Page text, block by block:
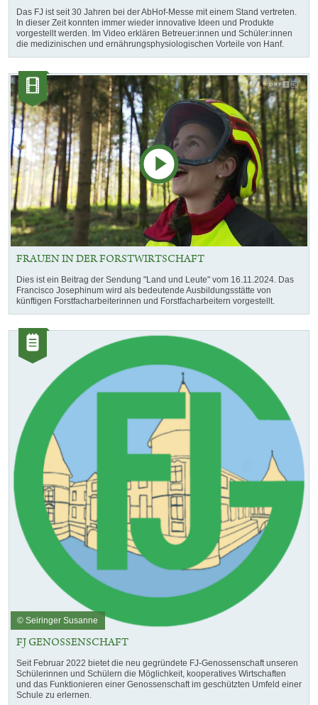
Das FJ ist seit 30 Jahren bei der AbHof-Messe mit einem Stand vertreten.
In dieser Zeit konnten immer wieder innovative Ideen und Produkte
vorgestellt werden. Im Video erklären Betreuer:innen und Schüler:innen
die medizinischen und ernährungsphysiologischen Vorteile von Hanf.
Kategorie:
Videos
FRAUEN IN DER FORSTWIRTSCHAFT
Dies ist ein Beitrag der Sendung "Land und Leute" vom 16.11.2024. Das
Francisco Josephinum wird als bedeutende Ausbildungsstätte von
künftigen Forstfacharbeiterinnen und Forstfacharbeitern vorgestellt.
Kategorie:
Artikel
© Seiringer Susanne
FJ GENOSSENSCHAFT
Seit Februar 2022 bietet die neu gegründete FJ-Genossenschaft unseren
Schülerinnen und Schülern die Möglichkeit, kooperatives Wirtschaften
und das Funktionieren einer Genossenschaft im geschützten Umfeld einer
Schule zu erlernen.